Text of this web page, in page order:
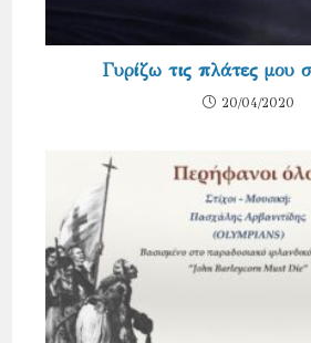
Γυρίζω τις πλάτες μου
20/04/2020